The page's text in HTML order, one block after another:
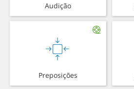
Audição
Preposições